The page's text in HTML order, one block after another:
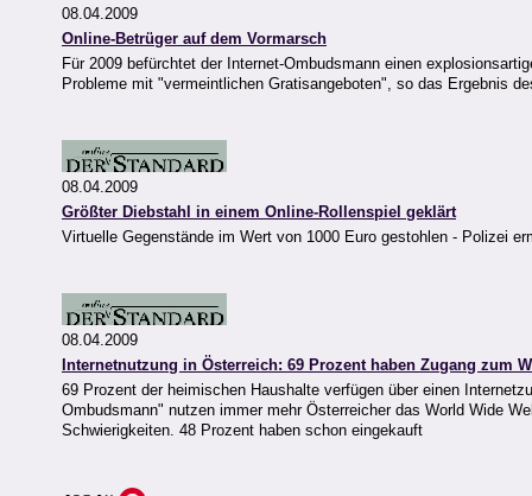
08.04.2009
Online-Betrüger auf dem Vormarsch
Für 2009 befürchtet der Internet-Ombudsmann einen
Probleme mit "vermeintlichen Gratisangeboten", so das Ergebnis
08.04.2009
Größter Diebstahl in einem Online-Rollenspiel geklärt
Virtuelle Gegenstände im Wert von 1000 Euro gestohlen - Polizei
08.04.2009
Internetnutzung in Österreich: 69 Prozent haben Zugang zum
69 Prozent der heimischen Haushalte verfügen über einen
Ombudsmann" nutzen immer mehr Österreicher das World Wide
Schwierigkeiten. 48 Prozent haben schon eingekauft